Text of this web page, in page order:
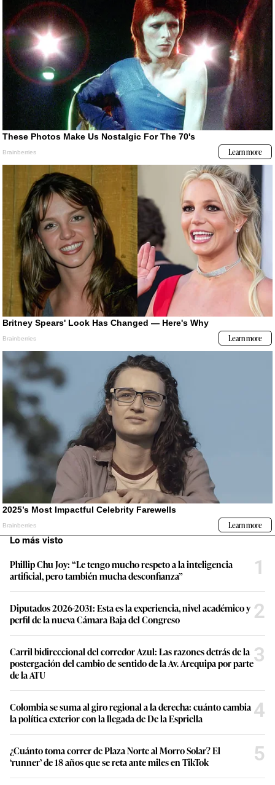
Lo más visto
Phillip Chu Joy: “Le tengo mucho respeto a la inteligencia
artificial, pero también mucha desconfianza”
1
Diputados 2026-2031: Esta es la experiencia, nivel académico y
perfil de la nueva Cámara Baja del Congreso
2
Carril bidireccional del corredor Azul: Las razones detrás de la
postergación del cambio de sentido de la Av. Arequipa por parte
de la ATU
3
Colombia se suma al giro regional a la derecha: cuánto cambia
la política exterior con la llegada de De la Espriella
4
¿Cuánto toma correr de Plaza Norte al Morro Solar? El
‘runner’ de 18 años que se reta ante miles en TikTok
5